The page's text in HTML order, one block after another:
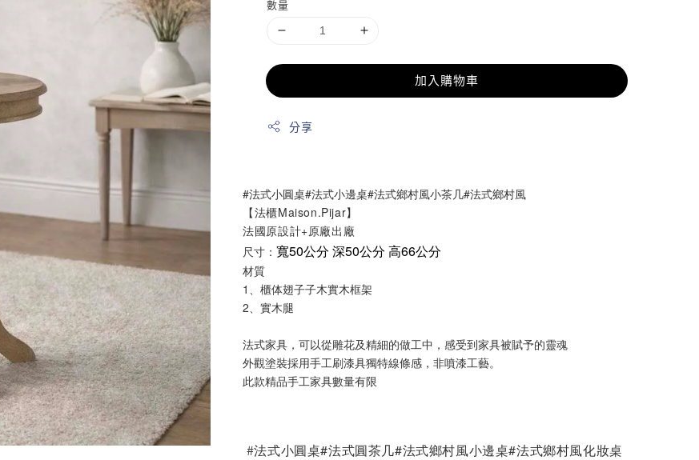
數量
加入購物車
分享
#法式小圓桌#法式小邊桌#法式鄉村風小茶几#法式鄉村風
【法櫃Maison.Pijar】
法國原設計+原廠出廠
尺寸：寬50公分 深50公分 高66公分
材質
1、櫃体翅子子木實木框架
2、實木腿
法式家具，可以從雕花及精細的做工中，感受到家具被賦予的靈魂
外觀塗裝採用手工刷漆具獨特線條感，非噴漆工藝。
此款精品手工家具數量有限
#法式小圓桌#法式圓茶几#法式鄉村風小邊桌#法式鄉村風化妝桌